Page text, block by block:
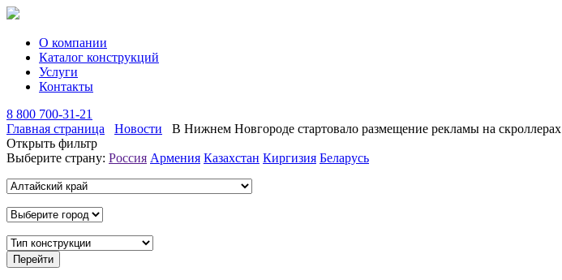
О компании
Каталог конструкций
Услуги
Контакты
8 800 700-31-21
Главная страница
Новости
В Нижнем Новгороде стартовало размещение рекламы на
Открыть фильтр
Выберите страну: Россия Армения Казахстан Киргизия Беларусь